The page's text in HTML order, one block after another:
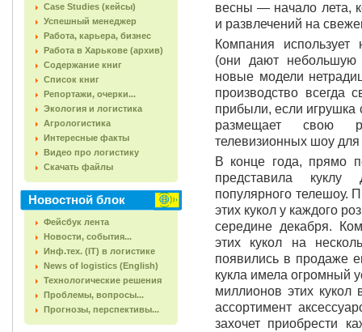
Case Studies (кейсы)
Успешный менеджер
Работа, карьера, бизнес
Работа в Харькове (архив)
Содержание книг
Список книг
Репортажи, очерки...
Экология и логистика
Агрологистика
Интересные факты
Видео про логистику
Скачать файлы
Новостной блок
Фейсбук лента
Новости, события...
Инф.тех. (IT) в логистике
News of logistics (English)
Технологические решения
Проблемы, вопросы...
Прогнозы, перспективы...
весны — начало лета,
и развлечений на
Компания использует
(они дают небольшую
новые модели
производство всегда
прибыли, если игрушка
размещает свою
телевизионных шоу для
В конце года, прямо
представила
популярного телешоу.
этих кукол у каждого
середине декабря.
этих кукол на
появились в продаже
кукла имела огромный
миллионов этих кукол
ассортимент
захочет приобрести